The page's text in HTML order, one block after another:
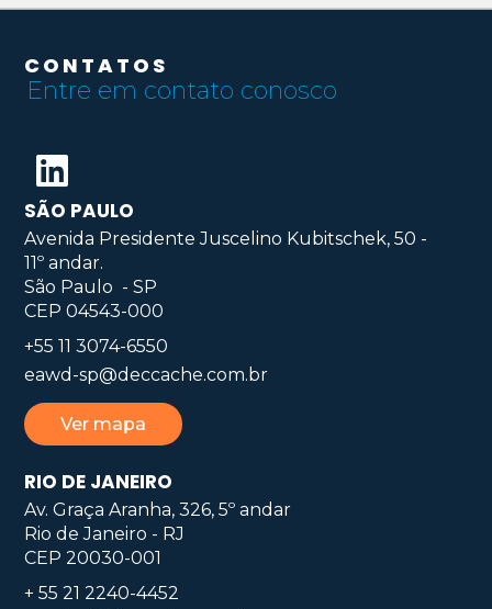
CONTATOS
Entre em contato conosco
SÃO PAULO
Avenida Presidente Juscelino Kubitschek, 50 -
11º andar.
São Paulo - SP
CEP 04543-000
+55 11 3074-6550
eawd-sp@deccache.com.br
Ver mapa
RIO DE JANEIRO
Av. Graça Aranha, 326, 5º andar
Rio de Janeiro - RJ
CEP 20030-001
+ 55 21 2240-4452